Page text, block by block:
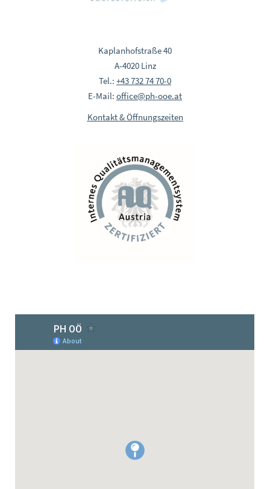
Kaplanhofstraße 40
A-4020 Linz
Tel.: +43 732 74 70-0
E-Mail: office@ph-ooe.at
Kontakt & Öffnungszeiten